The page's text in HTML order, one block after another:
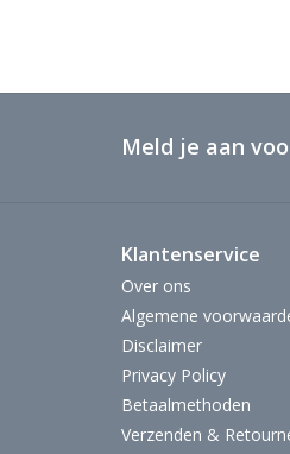
Meld je aan
Klantenservice
Over ons
Algemene
Disclaimer
Privacy Policy
Betaalmethoden
Verzenden &